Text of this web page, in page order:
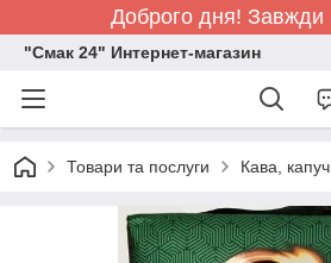
Доброго дня! Завжди
"Смак 24" Интернет-магазин
Товари та послуги Кава,